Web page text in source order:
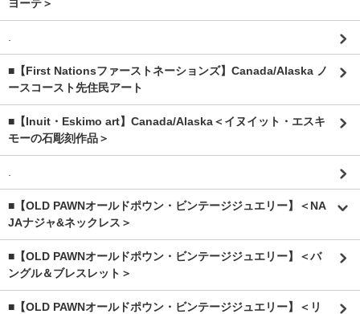
ヨーテ＞
■【First Nationsファーストネーションズ】Canada/Alaska ノ
ースコースト先住民アート
■【Inuit・Eskimo art】Canada/Alaska＜イヌイット・エスキ
モーの石彫刻作品＞
■【OLD PAWNオールドポウン・ビンテージジュエリー】＜NA
JAナジャ&ネックレス＞
■【OLD PAWNオールドポウン・ビンテージジュエリー】＜バ
ングル＆ブレスレット＞
■【OLD PAWNオールドポウン・ビンテージジュエリー】＜リ